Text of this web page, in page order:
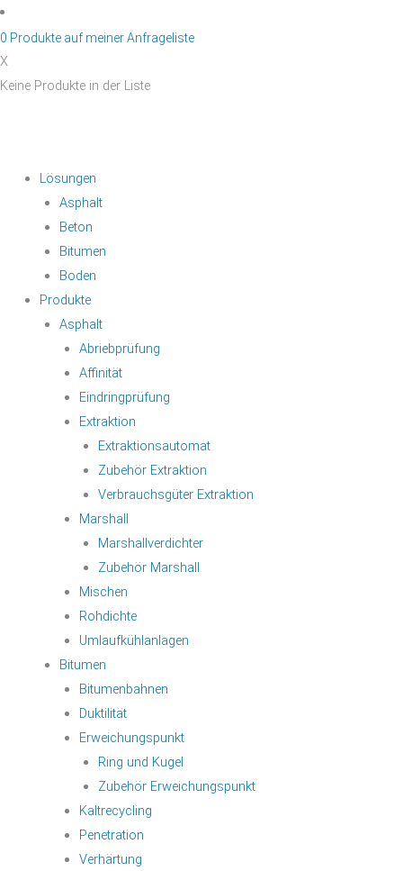
Zum
Inhalt
springen
0 Produkte auf meiner Anfrageliste
X
Keine Produkte in der Liste
Lösungen
Asphalt
Beton
Bitumen
Boden
Produkte
Asphalt
Abriebprüfung
Affinität
Eindringprüfung
Extraktion
Extraktionsautomat
Zubehör Extraktion
Verbrauchsgüter Extraktion
Marshall
Marshallverdichter
Zubehör Marshall
Mischen
Rohdichte
Umlaufkühlanlagen
Bitumen
Bitumenbahnen
Duktilität
Erweichungspunkt
Ring und Kugel
Zubehör Erweichungspunkt
Kaltrecycling
Penetration
Verhärtung